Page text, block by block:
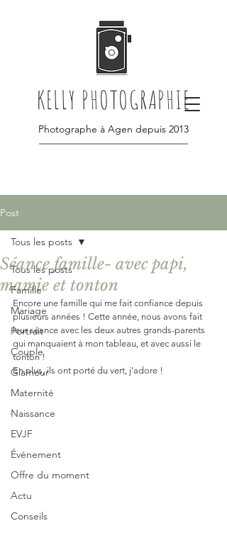
KELLY PHOTOGRAPHIE
Photographe à Agen depuis 2013
Post
Tous les posts
Famille
Mariage
Portrait
Couple
Glamour
Maternité
Naissance
EVJF
Événement
Offre du moment
Actu
Conseils
Tous les posts
Séance famille- avec papi,
mamie et tonton
Encore une famille qui me fait confiance depuis
plusieurs années ! Cette année, nous avons fait
leur séance avec les deux autres grands-parents
qui manquaient à mon tableau, et avec aussi le
tonton !
En plus, ils ont porté du vert, j'adore !